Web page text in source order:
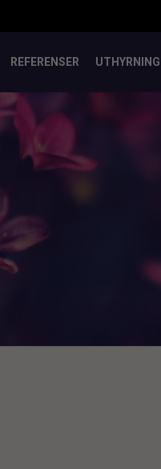
REFERENSER UTHYRNING